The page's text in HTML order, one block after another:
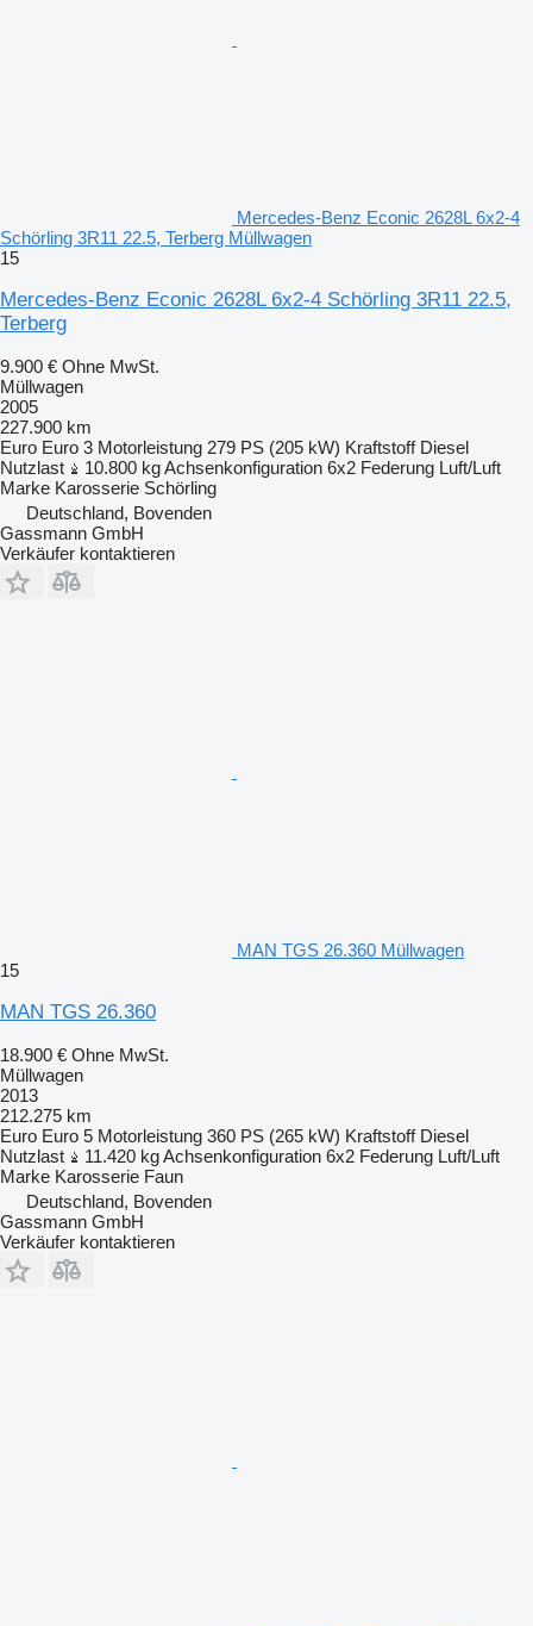
Mercedes-Benz Econic 2628L 6x2-4
Schörling 3R11 22.5, Terberg Müllwagen
15
Mercedes-Benz Econic 2628L 6x2-4 Schörling 3R11 22.5,
Terberg
9.900 € Ohne MwSt.
Müllwagen
2005
227.900 km
Euro Euro 3 Motorleistung 279 PS (205 kW) Kraftstoff Diesel
Nutzlast
10.800 kgAchsenkonfiguration 6x2 Federung Luft/Luft
Marke Karosserie Schörling
Deutschland, Bovenden
Gassmann GmbH
Verkäufer kontaktieren
MAN TGS 26.360 Müllwagen
15
MAN TGS 26.360
18.900 € Ohne MwSt.
Müllwagen
2013
212.275 km
Euro Euro 5 Motorleistung 360 PS (265 kW) Kraftstoff Diesel
Nutzlast
11.420 kgAchsenkonfiguration 6x2 Federung Luft/Luft
Marke Karosserie Faun
Deutschland, Bovenden
Gassmann GmbH
Verkäufer kontaktieren